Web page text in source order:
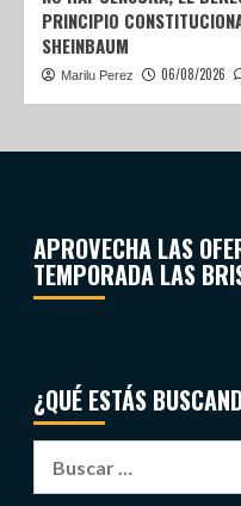
PRINCIPIO
SHEINBAUM
Marilu Perez 06/08/2026
APROVECHA LAS
TEMPORADA LAS
¿QUÉ ESTÁS